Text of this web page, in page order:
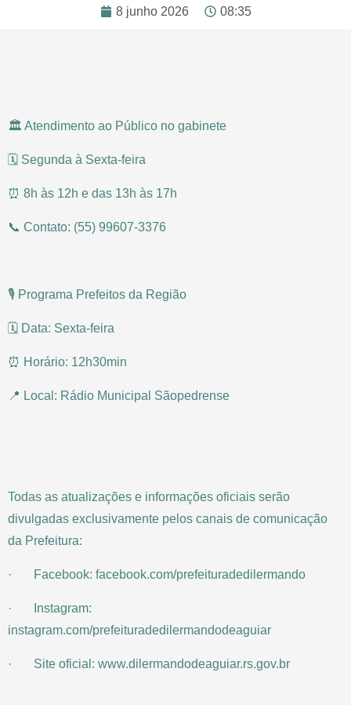
8 junho 2026
08:35
🏛️ Atendimento ao Público no gabinete
🗓️ Segunda à Sexta-feira
⏰ 8h às 12h e das 13h às 17h
📞 Contato: (55) 99607-3376
🎙️ Programa Prefeitos da Região
🗓️ Data: Sexta-feira
⏰ Horário: 12h30min
📍 Local: Rádio Municipal Sãopedrense
Todas as atualizações e informações oficiais serão
divulgadas exclusivamente pelos canais de comunicação
da Prefeitura:
· Facebook: facebook.com/prefeituradedilermando
· Instagram:
instagram.com/prefeituradedilermandodeaguiar
· Site oficial: www.dilermandodeaguiar.rs.gov.br